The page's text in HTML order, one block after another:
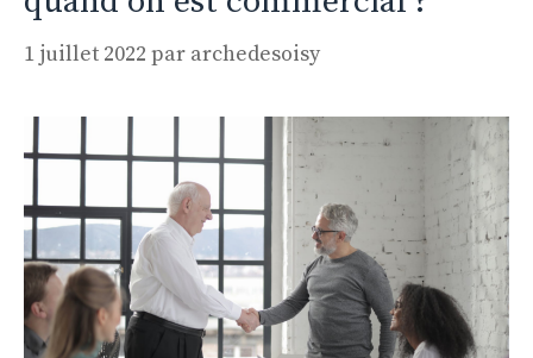
1 juillet 2022 par archedesoisy